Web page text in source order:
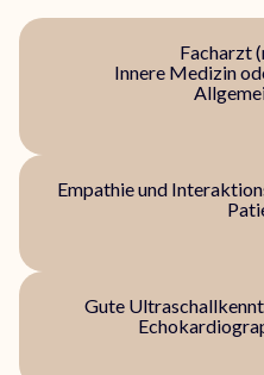
Facharzt
Innere Medizin
Empathie und
Gute